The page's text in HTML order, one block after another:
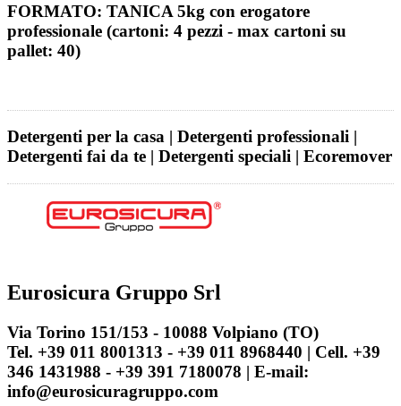
FORMATO: TANICA 5kg con erogatore
professionale (cartoni: 4 pezzi - max cartoni su
pallet: 40)
Detergenti per la casa | Detergenti professionali |
Detergenti fai da te | Detergenti speciali | Ecoremover
Eurosicura Gruppo Srl
Via Torino 151/153 - 10088 Volpiano (TO)
Tel. +39 011 8001313 - +39 011 8968440 | Cell. +39
346 1431988 - +39 391 7180078 | E-mail:
info@eurosicuragruppo.com